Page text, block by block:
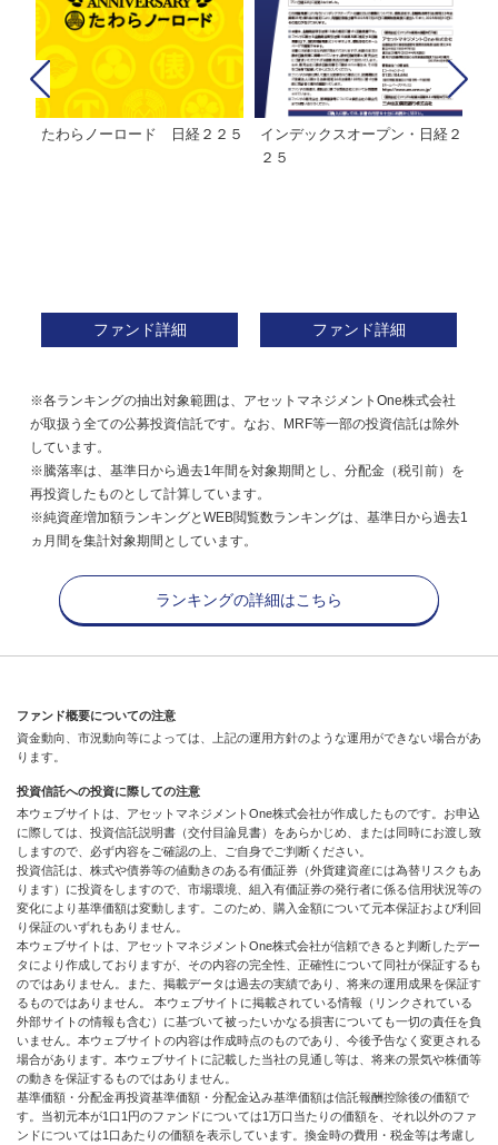
たわらノーロード 日経２２５
ファンド詳細
インデックスオープン・日経２
２５
ファンド詳細
※各ランキングの抽出対象範囲は、アセットマネジメントOne株式会社
が取扱う全ての公募投資信託です。なお、MRF等一部の投資信託は除外
しています。
※騰落率は、基準日から過去1年間を対象期間とし、分配金（税引前）を
再投資したものとして計算しています。
※純資産増加額ランキングとWEB閲覧数ランキングは、基準日から過去1
ヵ月間を集計対象期間としています。
ランキングの詳細はこちら
ファンド概要についての注意
資金動向、市況動向等によっては、上記の運用方針のような運用ができない場合があ
ります。
投資信託への投資に際しての注意
本ウェブサイトは、アセットマネジメントOne株式会社が作成したものです。お申込
に際しては、投資信託説明書（交付目論見書）をあらかじめ、または同時にお渡し致
しますので、必ず内容をご確認の上、ご自身でご判断ください。
投資信託は、株式や債券等の値動きのある有価証券（外貨建資産には為替リスクもあ
ります）に投資をしますので、市場環境、組入有価証券の発行者に係る信用状況等の
変化により基準価額は変動します。このため、購入金額について元本保証および利回
り保証のいずれもありません。
本ウェブサイトは、アセットマネジメントOne株式会社が信頼できると判断したデー
タにより作成しておりますが、その内容の完全性、正確性について同社が保証するも
のではありません。また、掲載データは過去の実績であり、将来の運用成果を保証す
るものではありません。 本ウェブサイトに掲載されている情報（リンクされている
外部サイトの情報も含む）に基づいて被ったいかなる損害についても一切の責任を負
いません。本ウェブサイトの内容は作成時点のものであり、今後予告なく変更される
場合があります。本ウェブサイトに記載した当社の見通し等は、将来の景気や株価等
の動きを保証するものではありません。
基準価額・分配金再投資基準価額・分配金込み基準価額は信託報酬控除後の価額で
す。当初元本が1口1円のファンドについては1万口当たりの価額を、それ以外のファ
ンドについては1口あたりの価額を表示しています。換金時の費用・税金等は考慮し